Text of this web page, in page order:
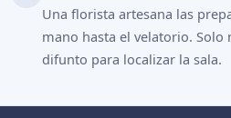
Una florista artesana las
mano hasta el velatorio.
difunto para localizar la sala.